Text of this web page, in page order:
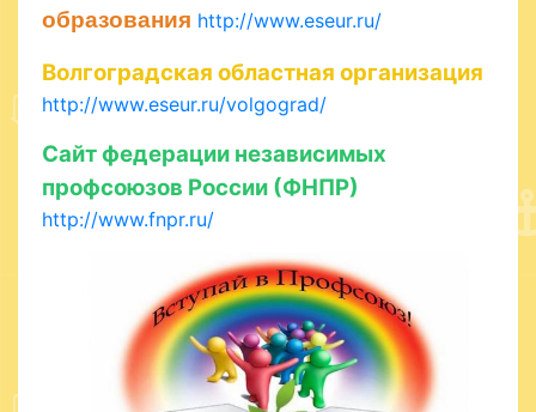
образования http://www.eseur.ru/
Волгоградская областная организация
http://www.eseur.ru/volgograd/
Сайт федерации независимых
профсоюзов России (ФНПР)
http://www.fnpr.ru/